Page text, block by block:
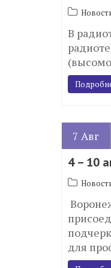
В
7 Авг
4 – 10
для